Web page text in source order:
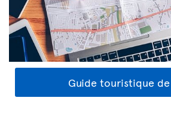
Guide touristique de